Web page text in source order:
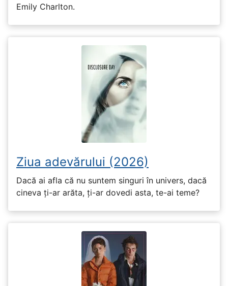
Emily Charlton.
Ziua adevărului (2026)
Dacă ai afla că nu suntem singuri în univers, dacă
cineva ți-ar arăta, ți-ar dovedi asta, te-ai teme?